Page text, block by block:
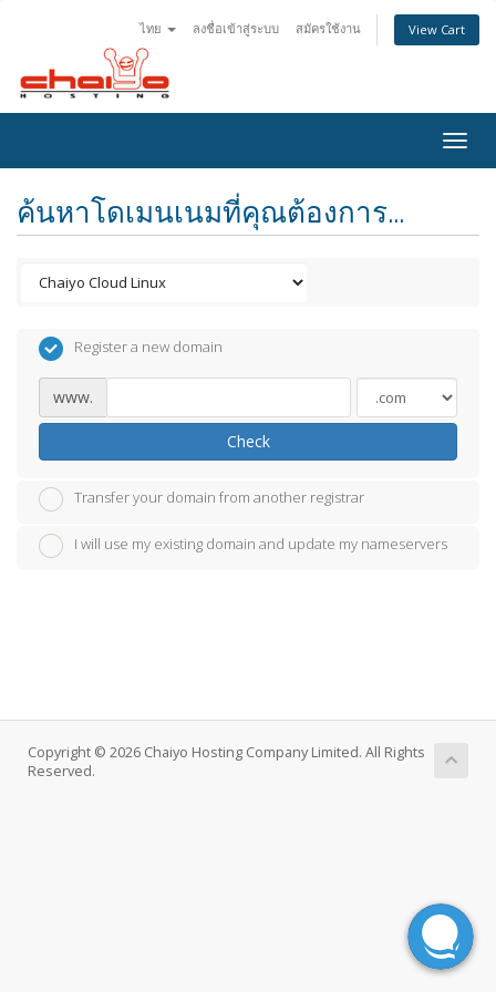
ไทย ลงชื่อเข้าสู่ระบบ สมัครใช้งาน View Cart
ค้นหาโดเมนเนมที่คุณต้องการ...
Register a new domain
www.
Check
Transfer your domain from another registrar
I will use my existing domain and update my nameservers
Copyright © 2026 Chaiyo Hosting Company Limited. All Rights
Reserved.